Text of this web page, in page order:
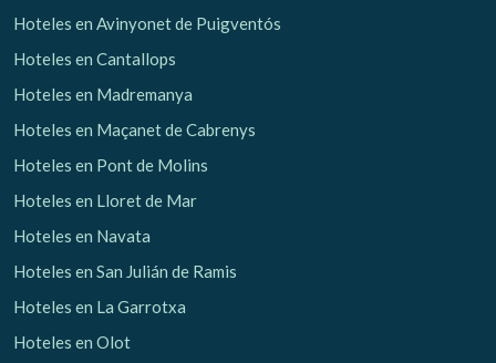
Hoteles en Avinyonet de Puigventós
Hoteles en Cantallops
Hoteles en Madremanya
Hoteles en Maçanet de Cabrenys
Hoteles en Pont de Molins
Hoteles en Lloret de Mar
Hoteles en Navata
Hoteles en San Julián de Ramis
Hoteles en La Garrotxa
Hoteles en Olot